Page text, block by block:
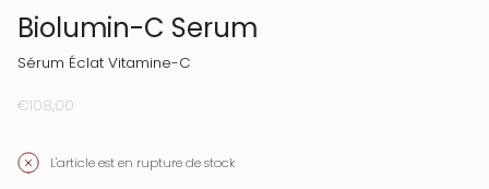
Biolumin-C Serum
Sérum Éclat Vitamine-C
€108,00
L'article est en rupture de stock